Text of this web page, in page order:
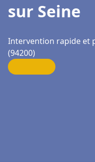
sur Seine
Intervention rapide et
(94200)